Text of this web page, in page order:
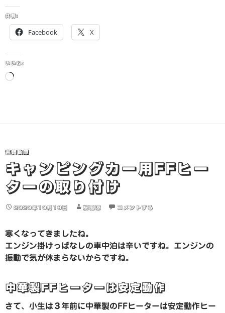
共有:
Facebook X
いいね:
読
中…
書籍執筆
キャンピングカー用FFヒー
ターの取り付け
2020年10月19日 桜風涼 コメントする
寒くなってきましたね。
エンジン掛けっぱなしの車中泊は辛いですね。エンジンの
振動で気が休まらないからですね。
中華製FFヒーターは安定動作
さて、小生は３年前に中華製のFFヒーターは安定動作ヒー